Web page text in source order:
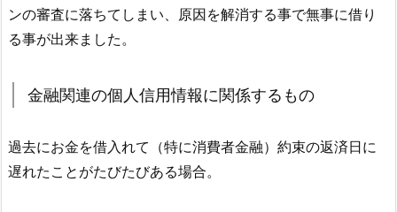
ンの審査に落ちてしまい、原因を解消する事で無事に借り
る事が出来ました。
金融関連の個人信用情報に関係するもの
過去にお金を借入れて（特に消費者金融）約束の返済日に
遅れたことがたびたびある場合。